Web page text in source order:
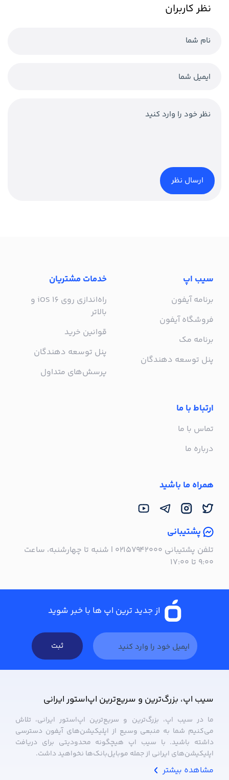
نظر کاربران
سیب اپ
برنامه آیفون
فروشگاه آیفون
برنامه مک
پنل توسعه دهندگان
خدمات مشتریان
راه‌اندازی روی iOS 16 و
بالاتر
قوانین خرید
پنل توسعه دهندگان
پرسش‌های متداول
ارتباط با ما
تماس با ما
درباره ما
همراه ما باشید
پشتیبانی
تلفن پشتیبانی ۰۲۱۵۷۹۴۲۰۰۰ | شنبه تا چهارشنبه، ساعت
۹:۰۰ تا ۱۷:۰۰
از جدید ترین اپ ها با خبر شوید
ثبت
سیب ‌اپ، بزرگ‌ترین و سریع‌ترین اپ‌استور ایرانی
ما در سیب ‌اپ، بزرگ‌ترین و سریع‌ترین اپ‌استور ایرانی، تلاش
می‌کنیم شما به منبعی وسیع از اپلیکیشن‌های آیفون دسترسی
داشته باشید. با سیب ‌اپ هیچگونه محدودیتی برای دریافت
اپلیکیشن‌های ایرانی از جمله موبایل‌بانک‌ها نخواهید داشت.
مشاهده بیشتر